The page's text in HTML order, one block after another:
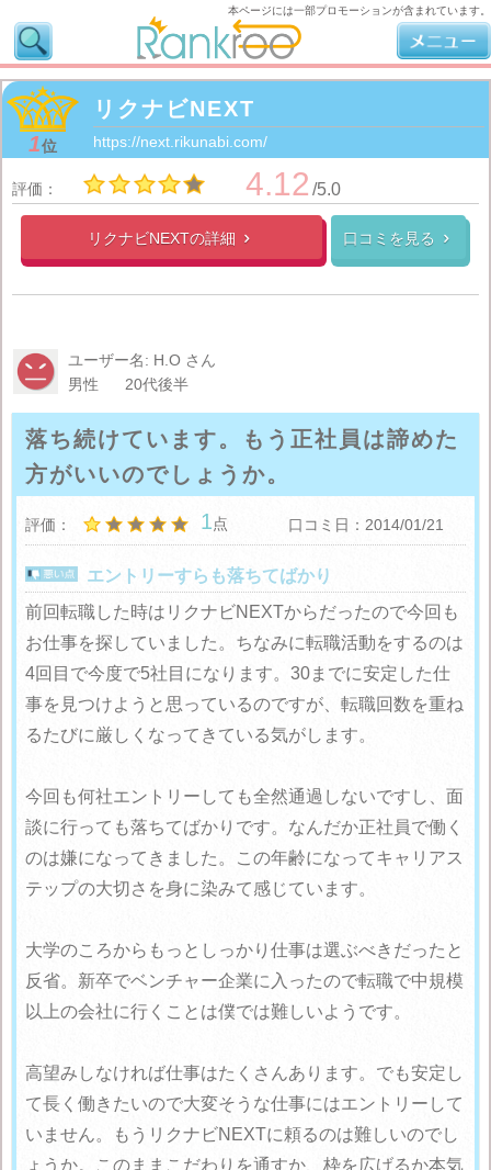
1位
リクナビNEXT
https://next.rikunabi.com/
評価： 4.12 /5.0
リクナビNEXTの詳細  口コミを見る 
ユーザー名: H.O さん
男性
20代後半
落ち続けています。もう正社員は諦めた
方がいいのでしょうか。
評価： 1点 口コミ日：2014/01/21
エントリーすらも落ちてばかり
前回転職した時はリクナビNEXTからだったので今回も
お仕事を探していました。ちなみに転職活動をするのは
4回目で今度で5社目になります。30までに安定した仕
事を見つけようと思っているのですが、転職回数を重ね
るたびに厳しくなってきている気がします。
今回も何社エントリーしても全然通過しないですし、面
談に行っても落ちてばかりです。なんだか正社員で働く
のは嫌になってきました。この年齢になってキャリアス
テップの大切さを身に染みて感じています。
大学のころからもっとしっかり仕事は選ぶべきだったと
反省。新卒でベンチャー企業に入ったので転職で中規模
以上の会社に行くことは僕では難しいようです。
高望みしなければ仕事はたくさんあります。でも安定し
て長く働きたいので大変そうな仕事にはエントリーして
いません。もうリクナビNEXTに頼るのは難しいのでし
ょうか。このままこだわりを通すか、枠を広げるか本気
本ページには一部プロモーションが含まれています。